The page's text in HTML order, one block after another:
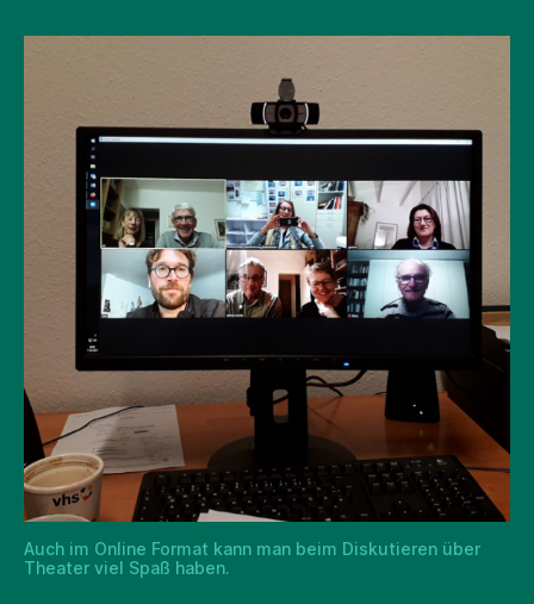
Auch im Online Format kann man beim Diskutieren über
Theater viel Spaß haben.